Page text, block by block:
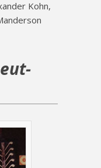
Kohn,